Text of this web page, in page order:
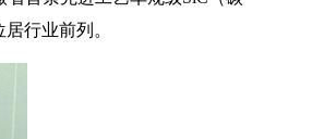
行业前列。